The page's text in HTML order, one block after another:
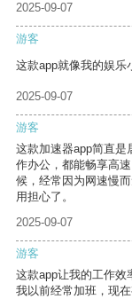
2025-09-07
游客
这款app就像我的娱乐
2025-09-07
游客
这款加速器app简直是
作办公，都能畅享高
候，经常因为网速慢
用担心了。
2025-09-07
游客
这款app让我的工作效
我以前经常加班，现